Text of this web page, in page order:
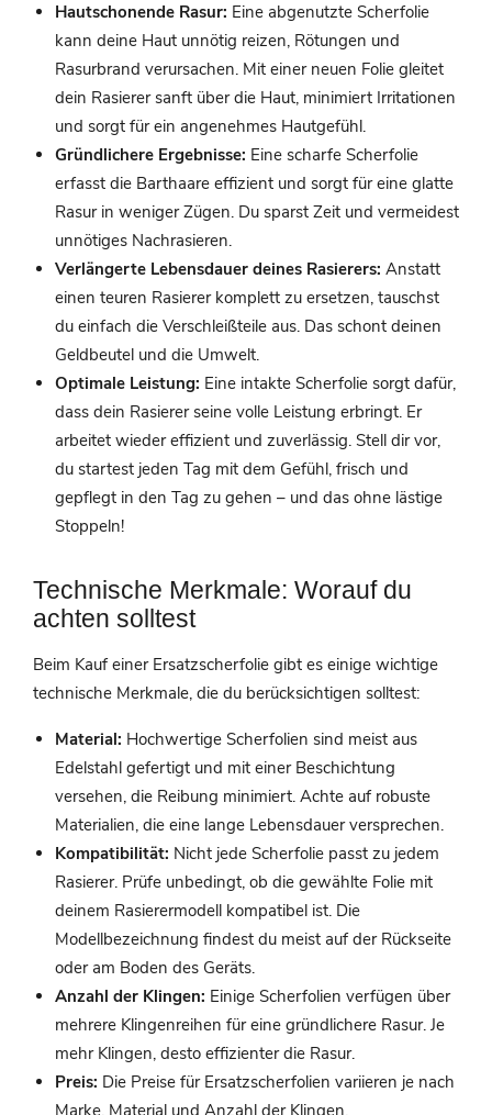
Hautschonende Rasur: Eine abgenutzte Scherfolie
kann deine Haut unnötig reizen, Rötungen und
Rasurbrand verursachen. Mit einer neuen Folie gleitet
dein Rasierer sanft über die Haut, minimiert Irritationen
und sorgt für ein angenehmes Hautgefühl.
Gründlichere Ergebnisse: Eine scharfe Scherfolie
erfasst die Barthaare effizient und sorgt für eine glatte
Rasur in weniger Zügen. Du sparst Zeit und vermeidest
unnötiges Nachrasieren.
Verlängerte Lebensdauer deines Rasierers: Anstatt
einen teuren Rasierer komplett zu ersetzen, tauschst
du einfach die Verschleißteile aus. Das schont deinen
Geldbeutel und die Umwelt.
Optimale Leistung: Eine intakte Scherfolie sorgt dafür,
dass dein Rasierer seine volle Leistung erbringt. Er
arbeitet wieder effizient und zuverlässig. Stell dir vor,
du startest jeden Tag mit dem Gefühl, frisch und
gepflegt in den Tag zu gehen – und das ohne lästige
Stoppeln!
Technische Merkmale: Worauf du
achten solltest
Beim Kauf einer Ersatzscherfolie gibt es einige wichtige
technische Merkmale, die du berücksichtigen solltest:
Material: Hochwertige Scherfolien sind meist aus
Edelstahl gefertigt und mit einer Beschichtung
versehen, die Reibung minimiert. Achte auf robuste
Materialien, die eine lange Lebensdauer versprechen.
Kompatibilität: Nicht jede Scherfolie passt zu jedem
Rasierer. Prüfe unbedingt, ob die gewählte Folie mit
deinem Rasierermodell kompatibel ist. Die
Modellbezeichnung findest du meist auf der Rückseite
oder am Boden des Geräts.
Anzahl der Klingen: Einige Scherfolien verfügen über
mehrere Klingenreihen für eine gründlichere Rasur. Je
mehr Klingen, desto effizienter die Rasur.
Preis: Die Preise für Ersatzscherfolien variieren je nach